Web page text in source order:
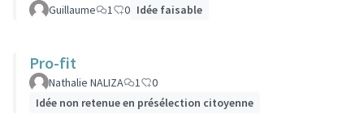
Guillaume 1 0 Idée faisable
Pro-fit
Nathalie NALIZA 1
0
Idée non retenue en présélection citoyenne